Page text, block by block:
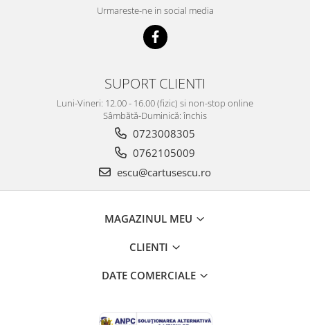
Urmareste-ne in social media
SUPORT CLIENTI
Luni-Vineri: 12.00 - 16.00 (fizic) si non-stop online
Sâmbătă-Duminică: închis
0723008305
0762105009
escu@cartusescu.ro
MAGAZINUL MEU
CLIENTI
DATE COMERCIALE